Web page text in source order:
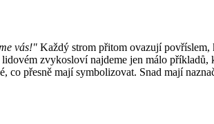
vás!" Každý strom přitom ovazují povříslem,
zvykosloví najdeme jen málo příkladů,
co přesně mají symbolizovat. Snad mají